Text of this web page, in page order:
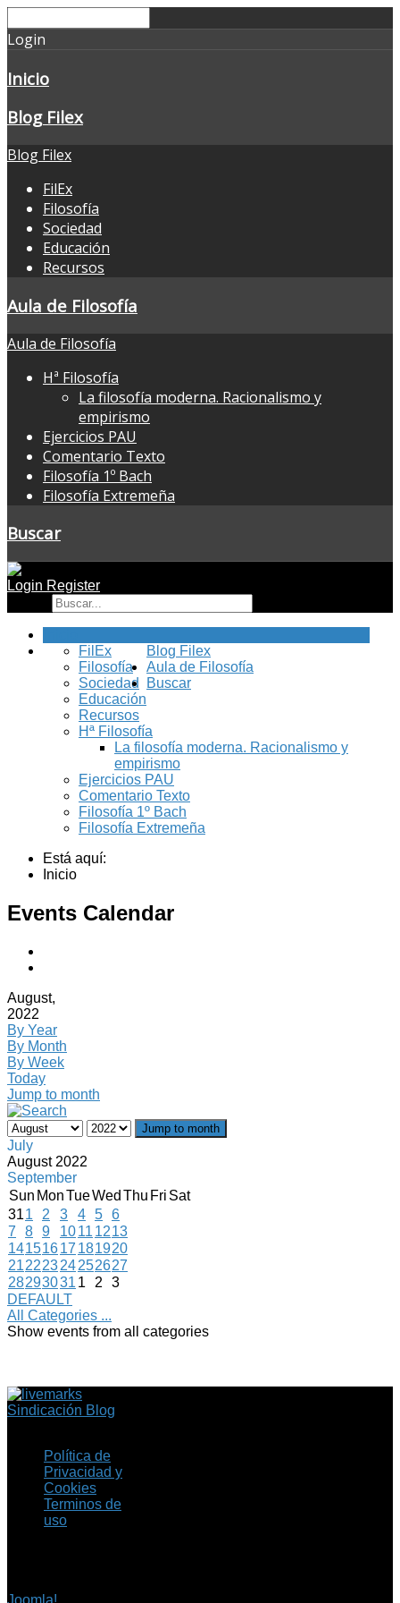
Login
Inicio
Blog Filex
Blog Filex
FilEx
Filosofía
Sociedad
Educación
Recursos
Aula de Filosofía
Aula de Filosofía
Hª Filosofía
La filosofía moderna. Racionalismo y
empirismo
Ejercicios PAU
Comentario Texto
Filosofía 1º Bach
Filosofía Extremeña
Buscar
Login Register
Blog Filex
FilEx
Filosofía
Sociedad
Educación
Recursos
Aula de Filosofía
Hª Filosofía
La filosofía moderna. Racionalismo y
empirismo
Ejercicios PAU
Comentario Texto
Filosofía 1º Bach
Filosofía Extremeña
Buscar
Está aquí:
Inicio
Events Calendar
August,
2022
By Year
By Month
By Week
Today
Jump to month
Jump to month
July
August 2022
September
Sun MonTueWed Thu Fri Sat
311 2 3 4 5 6
7
8 9 1011 1213
14151617 181920
21222324252627
28293031 1 2
3
DEFAULT
All Categories ...
Show events from all categories
Sindicación Blog
Política de
Privacidad y
Cookies
Terminos de
uso
Joomla!